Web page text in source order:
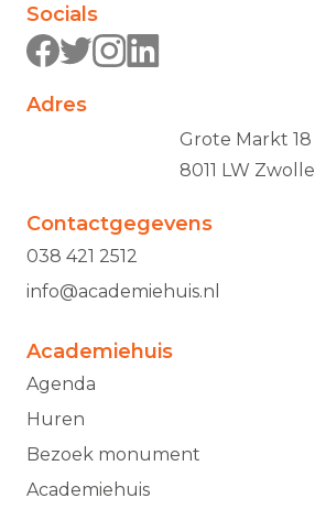
Socials
Adres
Grote Markt 18
8011 LW Zwolle
Contactgegevens
038 421 2512
info@academiehuis.nl
Academiehuis
Agenda
Huren
Bezoek monument
Academiehuis